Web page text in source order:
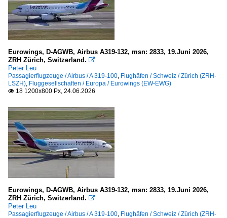
Boeing
737-800
767
CRJ-100/200 (CL-600-2B19)
CRJ-700 (CL-600-2C10)
Bombardier Aerospace (De Havilland Canada)
DHC-8-402Q Dash 8
British Aerospace BAe
Eurowings, D-AGWB, Airbus A319-132, msn: 2833, 19.Juni 2026,
ZRH Zürich, Switzerland. 
Peter Leu
Passagierflugzeuge / Airbus / A 319-100, Flughäfen / Schweiz / Zürich (ZRH-
LSZH), Fluggesellschaften / Europa / Eurowings (EW-EWG)
 18 1200x800 Px, 24.06.2026
Eurowings, D-AGWB, Airbus A319-132, msn: 2833, 19.Juni 2026,
ZRH Zürich, Switzerland. 
Peter Leu
Passagierflugzeuge / Airbus / A 319-100, Flughäfen / Schweiz / Zürich (ZRH-